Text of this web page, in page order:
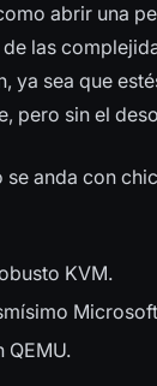
abrir una
las
ya sea que
pero sin el
se anda con
KVM.
QEMU.